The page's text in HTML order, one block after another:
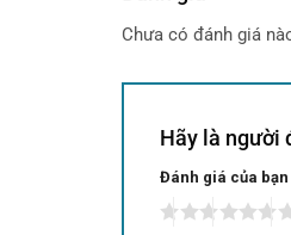
Chưa có đánh giá
Hãy là người
Đánh giá của bạn
Alternative: